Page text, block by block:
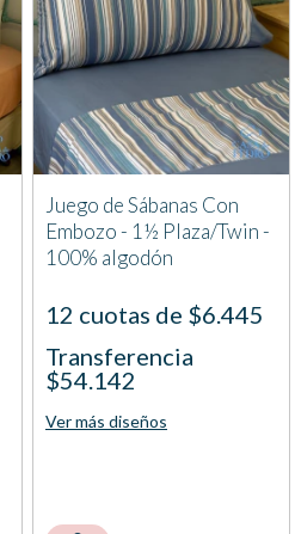
Juego de Sábanas Con
Embozo - 1½ Plaza/Twin -
100% algodón
12 cuotas de $6.445
Transferencia
$54.142
Ver más diseños